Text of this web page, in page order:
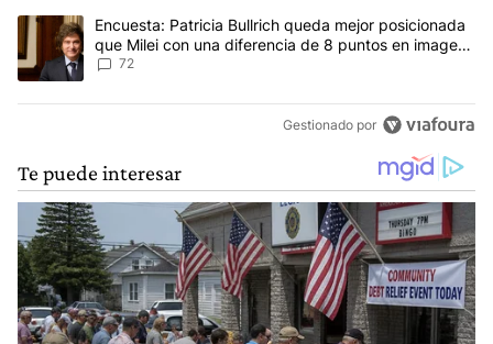
Un artículo de tendencia con el título "Encuesta: Patricia
Encuesta: Patricia Bullrich queda mejor posicionada
que Milei con una diferencia de 8 puntos en imagen
negativa
72
Gestionado por